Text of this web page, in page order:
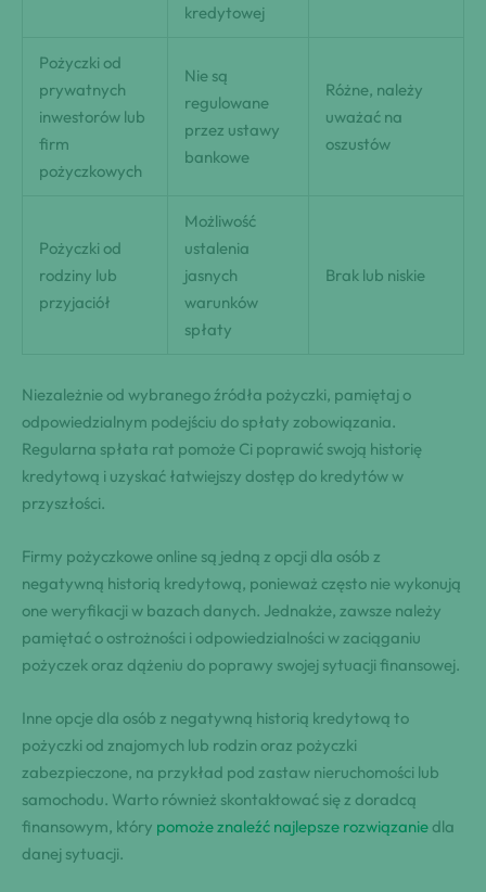
kredytowej
Pożyczki od
prywatnych
inwestorów lub
firm
pożyczkowych
Nie są
regulowane
przez ustawy
bankowe
Różne, należy
uważać na
oszustów
Pożyczki od
rodziny lub
przyjaciół
Możliwość
ustalenia
jasnych
warunków
spłaty
Brak lub niskie
Niezależnie od wybranego źródła pożyczki, pamiętaj o
odpowiedzialnym podejściu do spłaty zobowiązania.
Regularna spłata rat pomoże Ci poprawić swoją historię
kredytową i uzyskać łatwiejszy dostęp do kredytów w
przyszłości.
Firmy pożyczkowe online są jedną z opcji dla osób z
negatywną historią kredytową, ponieważ często nie wykonują
one weryfikacji w bazach danych. Jednakże, zawsze należy
pamiętać o ostrożności i odpowiedzialności w zaciąganiu
pożyczek oraz dążeniu do poprawy swojej sytuacji finansowej.
Inne opcje dla osób z negatywną historią kredytową to
pożyczki od znajomych lub rodzin oraz pożyczki
zabezpieczone, na przykład pod zastaw nieruchomości lub
samochodu. Warto również skontaktować się z doradcą
finansowym, który pomoże znaleźć najlepsze rozwiązanie dla
danej sytuacji.